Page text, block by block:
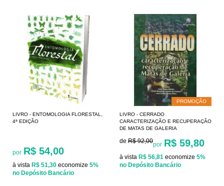
LIVRO - ENTOMOLOGIA FLORESTAL,
4ª EDIÇÃO
por R$ 54,00
à vista R$ 51,30 economize 5%
no Depósito Bancário
PROMOÇÃO
LIVRO - CERRADO
CARACTERIZAÇÃO E RECUPERAÇÃO
DE MATAS DE GALERIA
de R$ 92,00por R$ 59,80
à vista R$ 56,81 economize 5%
no Depósito Bancário